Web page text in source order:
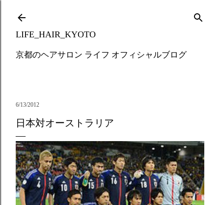
LIFE_HAIR_KYOTO
京都のヘアサロン ライフ オフィシャルブログ
6/13/2012
日本対オーストラリア